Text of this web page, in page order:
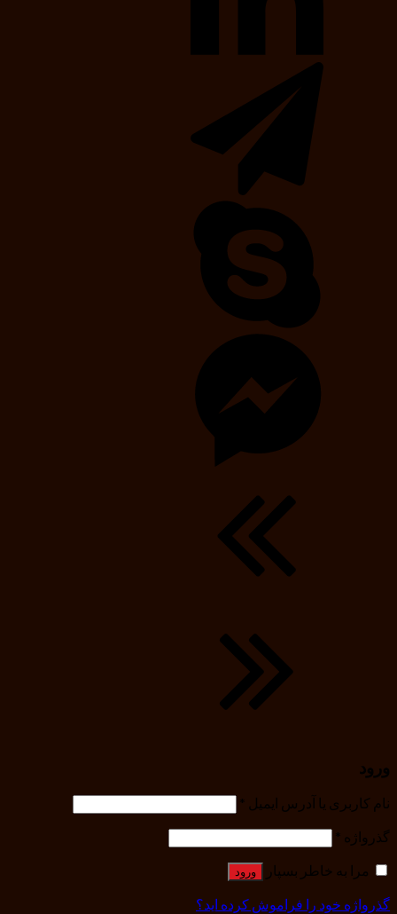
ورود
نام کاربری یا آدرس ایمیل
*
گذرواژه *
مرا به خاطر بسپار
ورود
گذرواژه خود را فراموش کرده اید؟